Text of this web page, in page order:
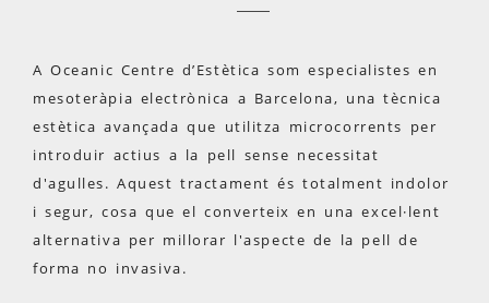
A Oceanic Centre d’Estètica som especialistes en
mesoteràpia electrònica a Barcelona, una tècnica
estètica avançada que utilitza microcorrents per
introduir actius a la pell sense necessitat
d'agulles. Aquest tractament és totalment indolor
i segur, cosa que el converteix en una excel·lent
alternativa per millorar l'aspecte de la pell de
forma no invasiva.